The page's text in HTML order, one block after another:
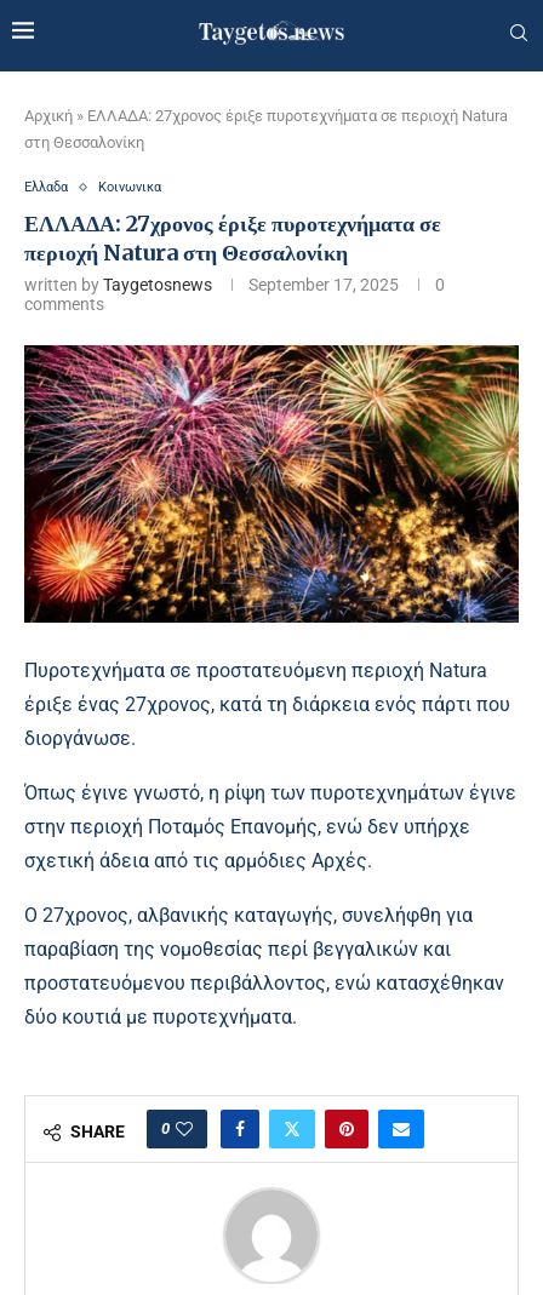
Αρχική » ΕΛΛΑΔΑ: 27χρονος έριξε πυροτεχνήματα σε περιοχή Natura
στη Θεσσαλονίκη
Ελλαδα Κοινωνικα
ΕΛΛΑΔΑ: 27χρονος έριξε πυροτεχνήματα σε
περιοχή Natura στη Θεσσαλονίκη
written byTaygetosnews September 17, 2025
0
comments
Πυροτεχνήματα σε προστατευόμενη περιοχή Natura
έριξε ένας 27χρονος, κατά τη διάρκεια ενός πάρτι που
διοργάνωσε.
Όπως έγινε γνωστό, η ρίψη των πυροτεχνημάτων έγινε
στην περιοχή Ποταμός Επανομής, ενώ δεν υπήρχε
σχετική άδεια από τις αρμόδιες Αρχές.
Ο 27χρονος, αλβανικής καταγωγής, συνελήφθη για
παραβίαση της νομοθεσίας περί βεγγαλικών και
προστατευόμενου περιβάλλοντος, ενώ κατασχέθηκαν
δύο κουτιά με πυροτεχνήματα.
SHARE 0